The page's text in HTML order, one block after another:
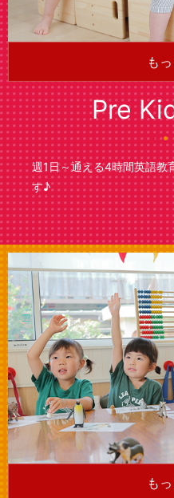
も
Pre
週1日～通える4時間英語教
す♪
も